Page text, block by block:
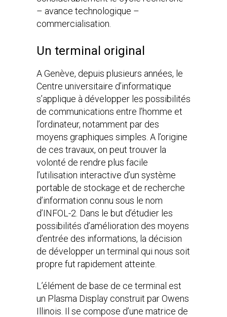
– avance technologique –
commercialisation.
Un terminal original
A Genève, depuis plusieurs années, le
Centre universitaire d’informatique
s’applique à développer les possibilités
de communications entre l’homme et
l’ordinateur, notamment par des
moyens graphiques simples. A l’origine
de ces travaux, on peut trouver la
volonté de rendre plus facile
l’utilisation interactive d’un système
portable de stockage et de recherche
d’information connu sous le nom
d’INFOL-2. Dans le but d’étudier les
possibilités d’amélioration des moyens
d’entrée des informations, la décision
de développer un terminal qui nous soit
propre fut rapidement atteinte.
L’élément de base de ce terminal est
un Plasma Display construit par Owens
Illinois. Il se compose d’une matrice de